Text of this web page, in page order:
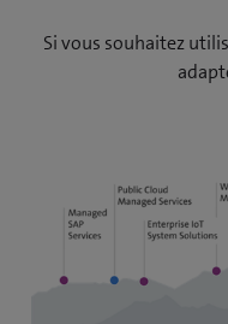
Si vous souhaitez